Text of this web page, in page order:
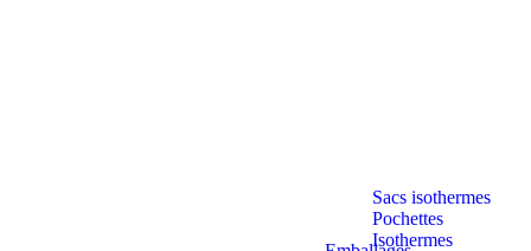
Sacs isothermes
Pochettes
Isothermes